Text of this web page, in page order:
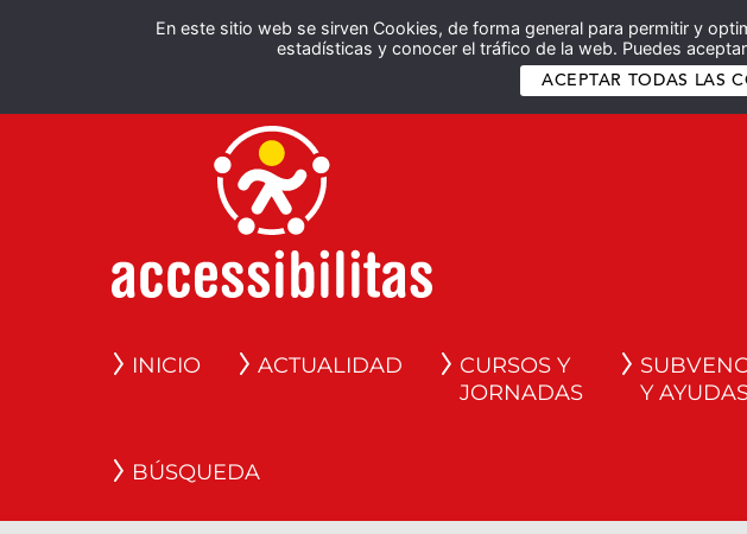
En este sitio web se sirven Cookies, de forma general para permitir y
estadísticas y conocer el tráfico de la web. Puedes
ACEPTAR TODAS LAS
INICIO ACTUALIDAD
CURSOS Y
JORNADAS
Y
BÚSQUEDA